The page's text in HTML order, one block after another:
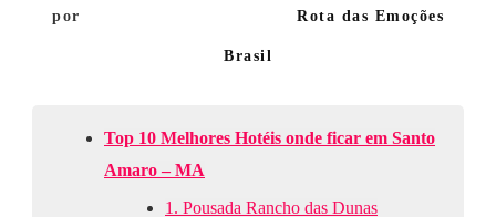
por Rota das Emoções
Brasil
Top 10 Melhores Hotéis onde ficar em Santo
Amaro – MA
1. Pousada Rancho das Dunas